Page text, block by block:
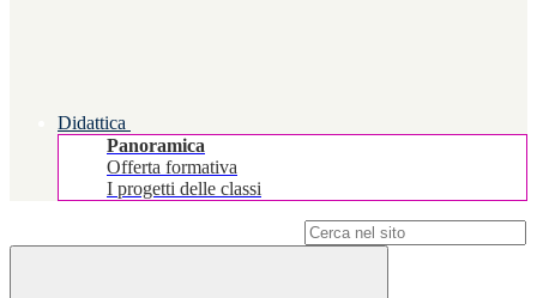
Didattica
Panoramica
Offerta formativa
I progetti delle classi